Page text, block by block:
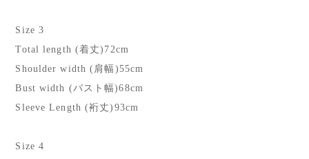
Size 3
Total length (着丈)72cm
Shoulder width (肩幅)55cm
Bust width (バスト幅)68cm
Sleeve Length (裄丈)93cm
Size 4